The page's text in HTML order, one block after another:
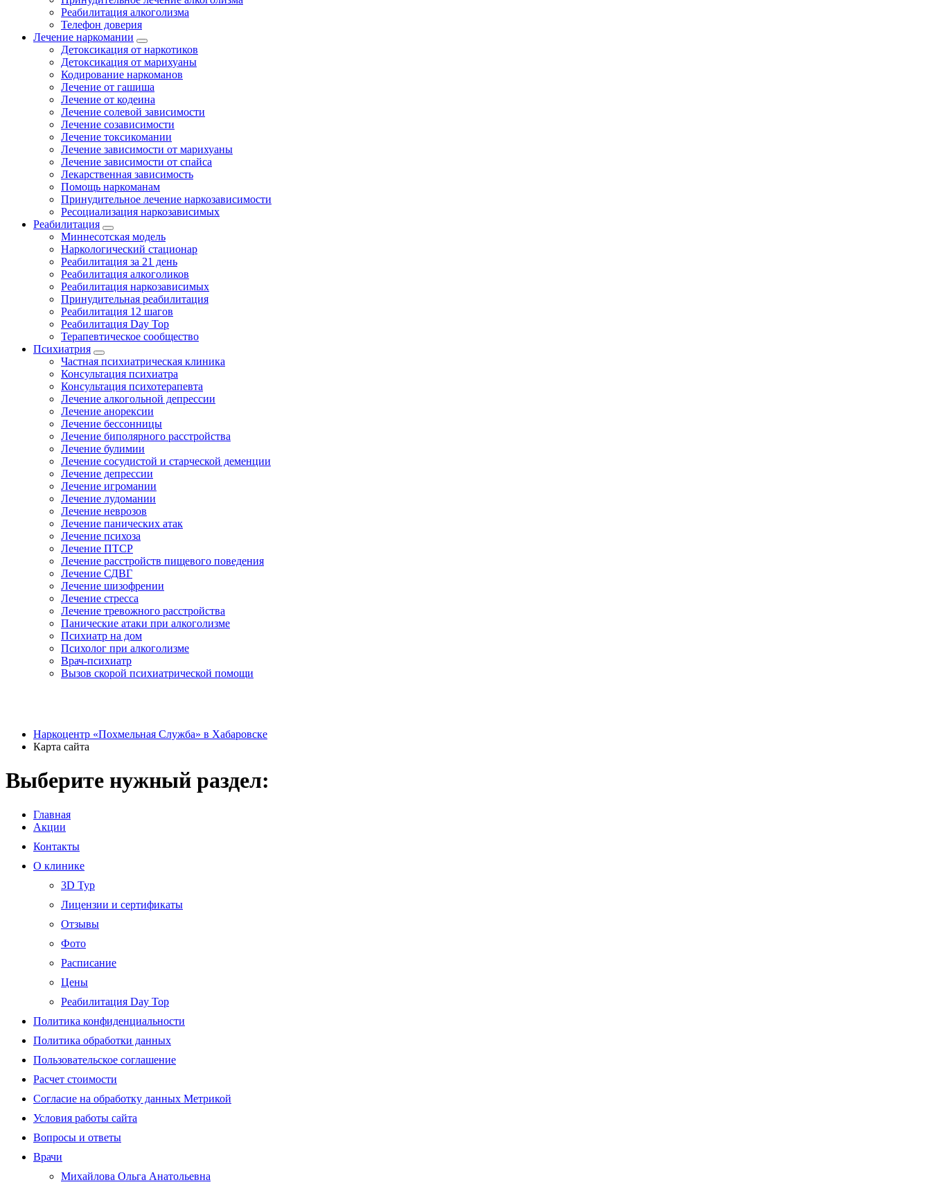
Реабилитация алкоголизма
Телефон доверия
Лечение наркомании
Детоксикация от наркотиков
Детоксикация от марихуаны
Кодирование наркоманов
Лечение от гашиша
Лечение от кодеина
Лечение солевой зависимости
Лечение созависимости
Лечение токсикомании
Лечение зависимости от марихуаны
Лечение зависимости от спайса
Лекарственная зависимость
Помощь наркоманам
Принудительное лечение наркозависимости
Ресоциализация наркозависимых
Реабилитация
Миннесотская модель
Наркологический стационар
Реабилитация за 21 день
Реабилитация алкоголиков
Реабилитация наркозависимых
Принудительная реабилитация
Реабилитация 12 шагов
Реабилитация Day Top
Терапевтическое сообщество
Психиатрия
Частная психиатрическая клиника
Консультация психиатра
Консультация психотерапевта
Лечение алкогольной депрессии
Лечение анорексии
Лечение бессонницы
Лечение биполярного расстройства
Лечение булимии
Лечение сосудистой и старческой деменции
Лечение депрессии
Лечение игромании
Лечение лудомании
Лечение неврозов
Лечение панических атак
Лечение психоза
Лечение ПТСР
Лечение расстройств пищевого поведения
Лечение СДВГ
Лечение шизофрении
Лечение стресса
Лечение тревожного расстройства
Панические атаки при алкоголизме
Психиатр на дом
Психолог при алкоголизме
Врач-психиатр
Вызов скорой психиатрической помощи
Наркоцентр «Похмельная Служба» в Хабаровске
Карта сайта
Выберите нужный раздел:
Главная
Акции
Контакты
О клинике
3D Тур
Лицензии и сертификаты
Отзывы
Фото
Расписание
Цены
Реабилитация Day Top
Политика конфиденциальности
Политика обработки данных
Пользовательское соглашение
Расчет стоимости
Согласие на обработку данных Метрикой
Условия работы сайта
Вопросы и ответы
Врачи
Михайлова Ольга Анатольевна